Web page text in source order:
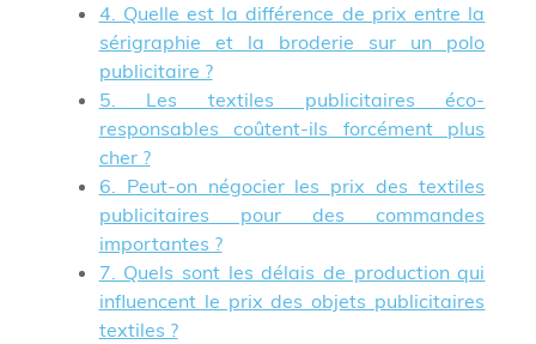
4. Quelle est la différence de prix entre la
sérigraphie et la broderie sur un polo
publicitaire ?
5. Les textiles publicitaires éco-
responsables coûtent-ils forcément plus
cher ?
6. Peut-on négocier les prix des textiles
publicitaires pour des commandes
importantes ?
7. Quels sont les délais de production qui
influencent le prix des objets publicitaires
textiles ?